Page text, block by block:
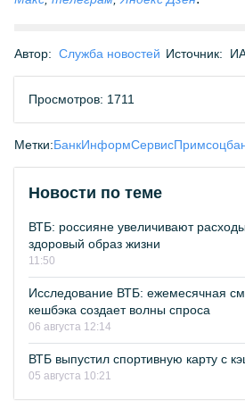
Автор: Служба новостей Источник:
Просмотров: 1711
Метки:БанкИнформСервис
Новости по теме
ВТБ: россияне увеличивают
здоровый образ жизни
11:50
Исследование ВТБ: ежемесячная
кешбэка создает волны спроса
06 августа 12:14
ВТБ выпустил спортивную карту с
05 августа 10:21